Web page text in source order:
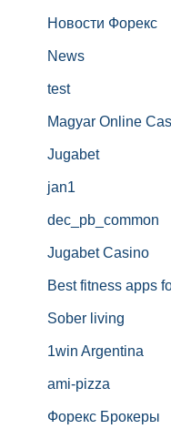
Новости Форекс
News
test
Magyar Online
Jugabet
jan1
dec_pb_common
Jugabet Casino
Best fitness apps
Sober living
1win Argentina
ami-pizza
Форекс Брокеры